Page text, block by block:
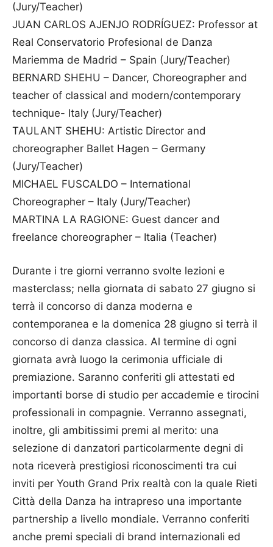
(Jury/Teacher)
JUAN CARLOS AJENJO RODRÍGUEZ: Professor at
Real Conservatorio Profesional de Danza
Mariemma de Madrid – Spain (Jury/Teacher)
BERNARD SHEHU – Dancer, Choreographer and
teacher of classical and modern/contemporary
technique- Italy (Jury/Teacher)
TAULANT SHEHU: Artistic Director and
choreographer Ballet Hagen – Germany
(Jury/Teacher)
MICHAEL FUSCALDO – International
Choreographer – Italy (Jury/Teacher)
MARTINA LA RAGIONE: Guest dancer and
freelance choreographer – Italia (Teacher)
Durante i tre giorni verranno svolte lezioni e
masterclass; nella giornata di sabato 27 giugno si
terrà il concorso di danza moderna e
contemporanea e la domenica 28 giugno si terrà il
concorso di danza classica. Al termine di ogni
giornata avrà luogo la cerimonia ufficiale di
premiazione. Saranno conferiti gli attestati ed
importanti borse di studio per accademie e tirocini
professionali in compagnie. Verranno assegnati,
inoltre, gli ambitissimi premi al merito: una
selezione di danzatori particolarmente degni di
nota riceverà prestigiosi riconoscimenti tra cui
inviti per Youth Grand Prix realtà con la quale Rieti
Città della Danza ha intrapreso una importante
partnership a livello mondiale. Verranno conferiti
anche premi speciali di brand internazionali ed